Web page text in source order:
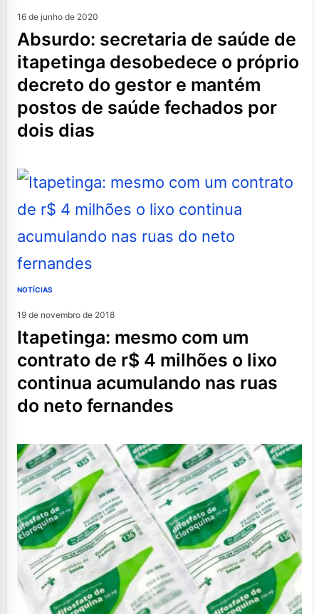
16 de junho de 2020
absurdo: secretaria de saúde de
itapetinga desobedece o próprio
decreto do gestor e mantém
postos de saúde fechados por
dois dias
NOTÍCIAS
19 de novembro de 2018
itapetinga: mesmo com um
contrato de r$ 4 milhões o lixo
continua acumulando nas ruas
do neto fernandes